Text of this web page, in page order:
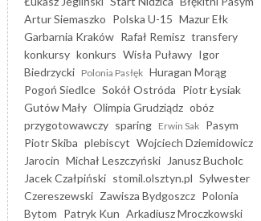
Artur Siemaszko Polska U-15 Mazur Ełk
Garbarnia Kraków Rafał Remisz transfery
konkursy konkurs Wisła Puławy Igor
Biedrzycki Polonia Pasłęk Huragan Morąg
Pogoń Siedlce Sokół Ostróda Piotr Łysiak
Gutów Mały Olimpia Grudziądz obóz
przygotowawczy sparing Erwin Sak Pasym
Piotr Skiba plebiscyt Wojciech Dziemidowicz
Jarocin Michał Leszczyński
Janusz Bucholc
Jacek Czałpiński stomil.olsztyn.pl Sylwester
Czereszewski Zawisza Bydgoszcz Polonia
Bytom Patryk Kun Arkadiusz Mroczkowski